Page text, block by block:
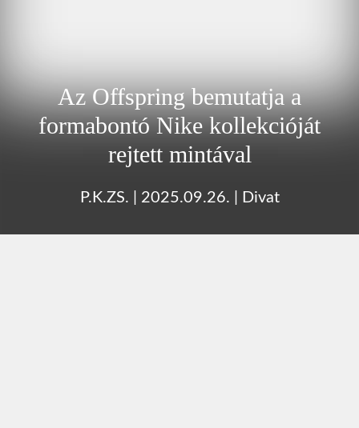
Az Offspring bemutatja a
formabontó Nike kollekcióját
rejtett mintával
P.K.ZS. 2025.09.26. Divat